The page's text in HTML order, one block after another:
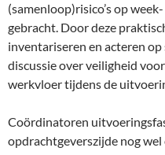
(samenloop)risico’s op
gebracht. Door deze
inventariseren en acteren
discussie over veiligheid
werkvloer tijdens de
Coördinatoren
opdrachtgeverszijde nog